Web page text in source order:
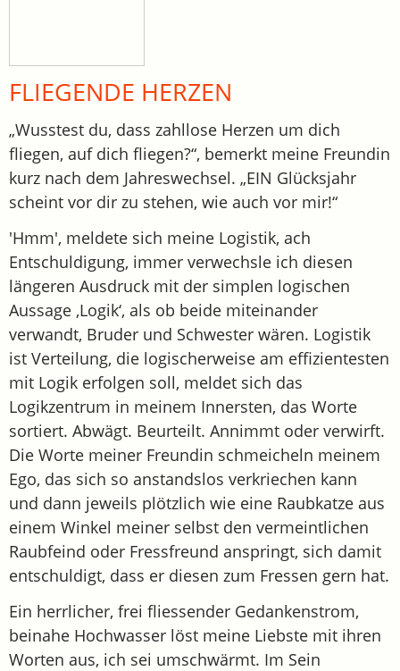
FLIEGENDE HERZEN
„Wusstest du, dass zahllose Herzen um dich
fliegen, auf dich fliegen?“, bemerkt meine Freundin
kurz nach dem Jahreswechsel. „EIN Glücksjahr
scheint vor dir zu stehen, wie auch vor mir!“
'Hmm', meldete sich meine Logistik, ach
Entschuldigung, immer verwechsle ich diesen
längeren Ausdruck mit der simplen logischen
Aussage ‚Logik‘, als ob beide miteinander
verwandt, Bruder und Schwester wären. Logistik
ist Verteilung, die logischerweise am effizientesten
mit Logik erfolgen soll, meldet sich das
Logikzentrum in meinem Innersten, das Worte
sortiert. Abwägt. Beurteilt. Annimmt oder verwirft.
Die Worte meiner Freundin schmeicheln meinem
Ego, das sich so anstandslos verkriechen kann
und dann jeweils plötzlich wie eine Raubkatze aus
einem Winkel meiner selbst den vermeintlichen
Raubfeind oder Fressfreund anspringt, sich damit
entschuldigt, dass er diesen zum Fressen gern hat.
Ein herrlicher, frei fliessender Gedankenstrom,
beinahe Hochwasser löst meine Liebste mit ihren
Worten aus, ich sei umschwärmt. Im Sein